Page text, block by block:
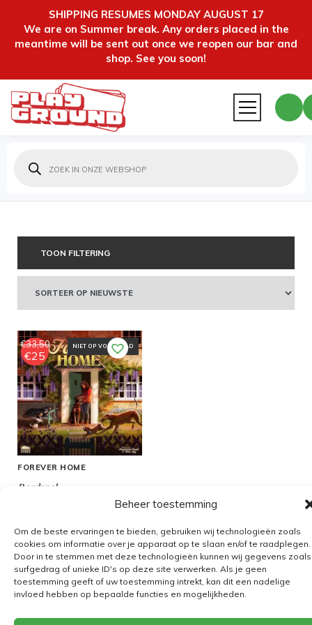
SHIPPING RESUMES MONDAY AUGUST 17
We are on Summer break. Any orders placed in the
meantime will be sent out once we reopen our bar and
shop. See you soon!
Beheer toestemming
Om de beste ervaringen te bieden, gebruiken wij technologieën zoals
cookies om informatie over je apparaat op te slaan en/of te raadplegen.
Door in te stemmen met deze technologieën kunnen wij gegevens zoals
surfgedrag of unieke ID's op deze site verwerken. Als je geen
toestemming geeft of uw toestemming intrekt, kan dit een nadelige
invloed hebben op bepaalde functies en mogelijkheden.
zoeken
TOON FILTERING
NIET OP VOORRAAD
FOREVER HOME
Bordspel
€33,50
Oorspronkelijke
prijs
was:
€33,50.
€25
Huidige
prijs
is:
€25.
Algemene voorwaarden
Verzending